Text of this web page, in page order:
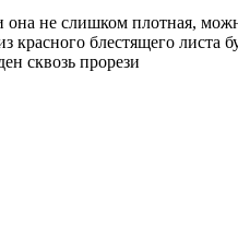
не слишком плотная,
блестящего
сквозь прорези